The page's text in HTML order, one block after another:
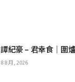
譚紀豪 – 君幸食｜圍
8 8 月, 2026